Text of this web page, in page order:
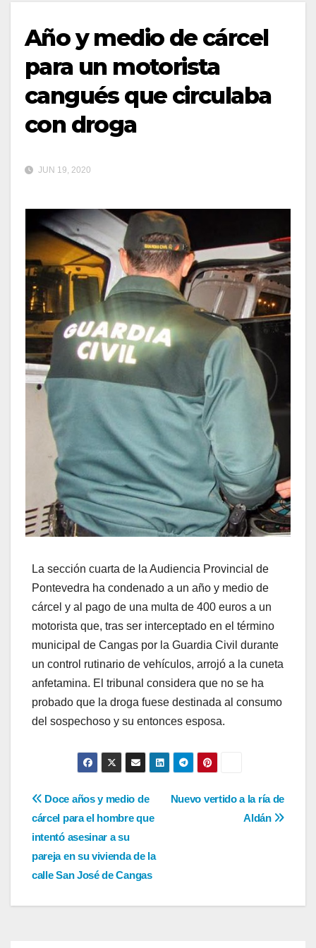
Año y medio de cárcel
para un motorista
cangués que circulaba
con droga
JUN 19, 2020
La sección cuarta de la Audiencia Provincial de
Pontevedra ha condenado a un año y medio de
cárcel y al pago de una multa de 400 euros a un
motorista que, tras ser interceptado en el término
municipal de Cangas por la Guardia Civil durante
un control rutinario de vehículos, arrojó a la cuneta
anfetamina. El tribunal considera que no se ha
probado que la droga fuese destinada al consumo
del sospechoso y su entonces esposa.
Navegación
de
entradas
Nuevo vertido a la ría de
Aldán
Doce años y medio de
cárcel para el hombre que
intentó asesinar a su
pareja en su vivienda de la
calle San José de Cangas